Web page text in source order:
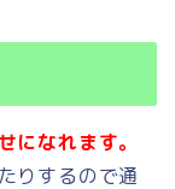
になれます。
りするので通